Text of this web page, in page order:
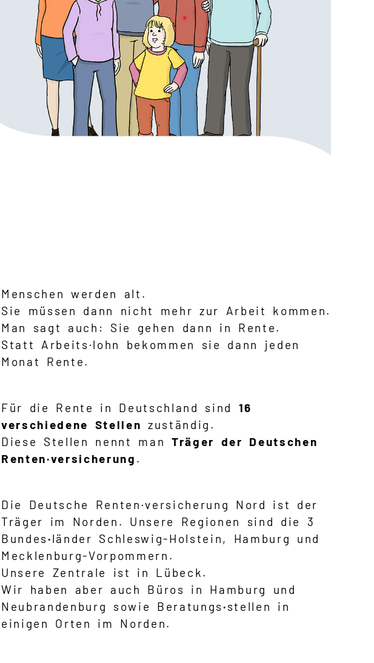
Menschen werden alt.
Sie müssen dann nicht mehr zur Arbeit kommen.
Man sagt auch: Sie gehen dann in Rente.
Statt Arbeits·lohn bekommen sie dann jeden
Monat Rente.
Für die Rente in Deutschland sind 16
verschiedene Stellen zuständig.
Diese Stellen nennt man Träger der Deutschen
Renten·versicherung .
Die Deutsche Renten·versicherung Nord ist der
Träger im Norden. Unsere Regionen sind die 3
Bundes·länder Schleswig-Holstein, Hamburg und
Mecklenburg-Vorpommern.
Unsere Zentrale ist in Lübeck.
Wir haben aber auch Büros in Hamburg und
Neubrandenburg sowie Beratungs·stellen in
einigen Orten im Norden.